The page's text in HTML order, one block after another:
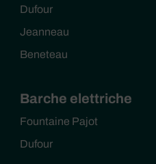
Dufour
Jeanneau
Beneteau
Barche elettriche
Fountaine Pajot
Dufour